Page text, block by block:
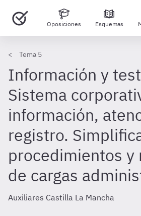
Oposiciones Esquemas
Tema 5
Información y
Sistema
información,
registro.
procedimientos y
de cargas
Auxiliares Castilla La Mancha